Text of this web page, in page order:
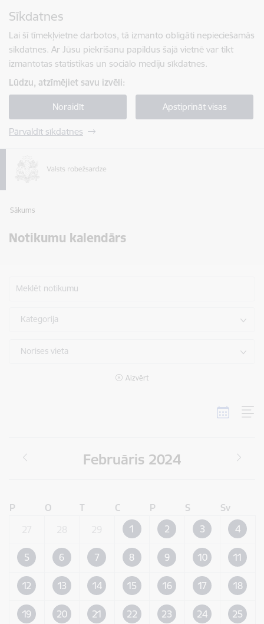
Sīkdatnes
Lai šī tīmekļvietne darbotos, tā izmanto obligāti nepieciešamās
sīkdatnes. Ar Jūsu piekrišanu papildus šajā vietnē var tikt
izmantotas statistikas un sociālo mediju sīkdatnes.
Lūdzu, atzīmējiet savu izvēli:
Noraidīt Apstiprināt visas
Pārvaldīt sīkdatnes
Sākums
Notikumu kalendārs
Meklēt notikumu
Kategorija
Norises vieta
Aizvērt
Februāris 2024
P O T C P S
Sv
1 2 3 4
5 6 7 8 9 10 11
12 13 14 15 16 17 18
19 20 21 22 23 24 25